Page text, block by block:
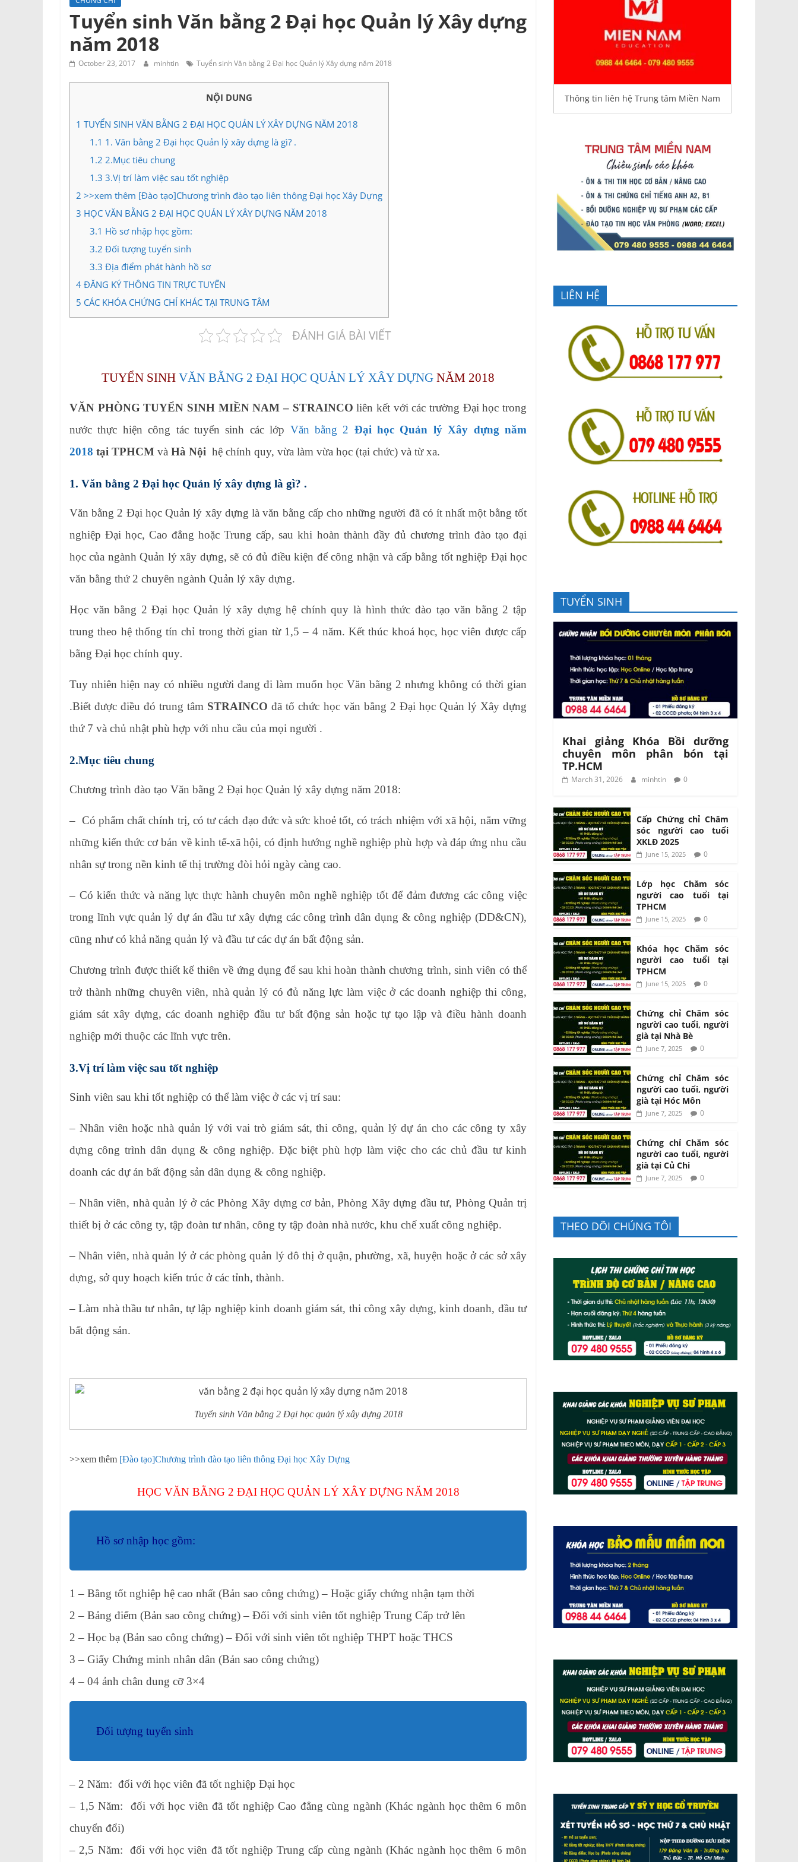
Tư
vấn
Miền
Nam
Tuyển sinh Văn bằng 2 Đại học Quản lý Xây dựng
năm 2018
October 23, 2017 minhtin Tuyển sinh Văn bằng 2 Đại học Quản lý Xây dựng năm 2018
NỘI DUNG
1 TUYỂN SINH VĂN BẰNG 2 ĐẠI HỌC QUẢN LÝ XÂY DỰNG NĂM 2018
1.1 1. Văn bằng 2 Đại học Quản lý xây dựng là gì? .
1.2 2.Mục tiêu chung
1.3 3.Vị trí làm việc sau tốt nghiệp
2 >>xem thêm [Đào tạo]Chương trình đào tạo liên thông Đại học Xây Dựng
3 HỌC VĂN BẰNG 2 ĐẠI HỌC QUẢN LÝ XÂY DỰNG NĂM 2018
3.1 Hồ sơ nhập học gồm:
3.2 Đối tượng tuyển sinh
3.3 Địa điểm phát hành hồ sơ
4 ĐĂNG KÝ THÔNG TIN TRỰC TUYẾN
5 CÁC KHÓA CHỨNG CHỈ KHÁC TẠI TRUNG TÂM
ĐÁNH GIÁ BÀI VIẾT
TUYỂN SINH VĂN BẰNG 2 ĐẠI HỌC QUẢN LÝ XÂY DỰNG NĂM 2018
VĂN PHÒNG TUYỂN SINH MIỀN NAM – STRAINCO liên kết với các trường Đại học trong
nước thực hiện công tác tuyển sinh các lớp Văn bằng 2 Đại học Quản lý Xây dựng năm
2018 tại TPHCM và Hà Nội hệ chính quy, vừa làm vừa học (tại chức) và từ xa.
1. Văn bằng 2 Đại học Quản lý xây dựng là gì? .
Văn bằng 2 Đại học Quản lý xây dựng là văn bằng cấp cho những người đã có ít nhất một bằng tốt
nghiệp Đại học, Cao đẳng hoặc Trung cấp, sau khi hoàn thành đầy đủ chương trình đào tạo đại
học của ngành Quản lý xây dựng, sẽ có đủ điều kiện để công nhận và cấp bằng tốt nghiệp Đại học
văn bằng thứ 2 chuyên ngành Quản lý xây dựng.
Học văn bằng 2 Đại học Quản lý xây dựng hệ chính quy là hình thức đào tạo văn bằng 2 tập
trung theo hệ thống tín chỉ trong thời gian từ 1,5 – 4 năm. Kết thúc khoá học, học viên được cấp
bằng Đại học chính quy.
Tuy nhiên hiện nay có nhiều người đang đi làm muốn học Văn bằng 2 nhưng không có thời gian
.Biết được điều đó trung tâm STRAINCO đã tổ chức học văn bằng 2 Đại học Quản lý Xây dựng
thứ 7 và chủ nhật phù hợp với nhu cầu của mọi người .
2.Mục tiêu chung
Chương trình đào tạo Văn bằng 2 Đại học Quản lý xây dựng năm 2018:
– Có phẩm chất chính trị, có tư cách đạo đức và sức khoẻ tốt, có trách nhiệm với xã hội, nắm vững
những kiến thức cơ bản về kinh tế-xã hội, có định hướng nghề nghiệp phù hợp và đáp ứng nhu cầu
nhân sự trong nền kinh tế thị trường đòi hỏi ngày càng cao.
– Có kiến thức và năng lực thực hành chuyên môn nghề nghiệp tốt để đảm đương các công việc
trong lĩnh vực quản lý dự án đầu tư xây dựng các công trình dân dụng & công nghiệp (DD&CN),
cũng như có khả năng quản lý và đầu tư các dự án bất động sản.
Chương trình được thiết kế thiên về ứng dụng để sau khi hoàn thành chương trình, sinh viên có thể
trở thành những chuyên viên, nhà quản lý có đủ năng lực làm việc ở các doanh nghiệp thi công,
giám sát xây dựng, các doanh nghiệp đầu tư bất động sản hoặc tự tạo lập và điều hành doanh
nghiệp mới thuộc các lĩnh vực trên.
3.Vị trí làm việc sau tốt nghiệp
Sinh viên sau khi tốt nghiệp có thể làm việc ở các vị trí sau:
– Nhân viên hoặc nhà quản lý với vai trò giám sát, thi công, quản lý dự án cho các công ty xây
dựng công trình dân dụng & công nghiệp. Đặc biệt phù hợp làm việc cho các chủ đầu tư kinh
doanh các dự án bất động sản dân dụng & công nghiệp.
– Nhân viên, nhà quản lý ở các Phòng Xây dựng cơ bản, Phòng Xây dựng đầu tư, Phòng Quản trị
thiết bị ở các công ty, tập đoàn tư nhân, công ty tập đoàn nhà nước, khu chế xuất công nghiệp.
– Nhân viên, nhà quản lý ở các phòng quản lý đô thị ở quận, phường, xã, huyện hoặc ở các sở xây
dựng, sở quy hoạch kiến trúc ở các tỉnh, thành.
– Làm nhà thầu tư nhân, tự lập nghiệp kinh doanh giám sát, thi công xây dựng, kinh doanh, đầu tư
bất động sản.
Tuyển sinh Văn bằng 2 Đại học quản lý xây dựng 2018
>>xem thêm [Đào tạo]Chương trình đào tạo liên thông Đại học Xây Dựng
HỌC VĂN BẰNG 2 ĐẠI HỌC QUẢN LÝ XÂY DỰNG NĂM 2018
Hồ sơ nhập học gồm:
1 – Bằng tốt nghiệp hệ cao nhất (Bản sao công chứng) – Hoặc giấy chứng nhận tạm thời
2 – Bảng điểm (Bản sao công chứng) – Đối với sinh viên tốt nghiệp Trung Cấp trở lên
2 – Học bạ (Bản sao công chứng) – Đối với sinh viên tốt nghiệp THPT hoặc THCS
3 – Giấy Chứng minh nhân dân (Bản sao công chứng)
4 – 04 ảnh chân dung cỡ 3×4
Đối tượng tuyển sinh
– 2 Năm: đối với học viên đã tốt nghiệp Đại học
– 1,5 Năm: đối với học viên đã tốt nghiệp Cao đẳng cùng ngành (Khác ngành học thêm 6 môn
chuyển đổi)
– 2,5 Năm: đối với học viên đã tốt nghiệp Trung cấp cùng ngành (Khác ngành học thêm 6 môn
Thông tin liên hệ Trung tâm Miền Nam
LIÊN HỆ
TUYỂN SINH
Khai giảng Khóa Bồi dưỡng
chuyên môn phân bón tại
TP.HCM
March 31, 2026 minhtin 0
Cấp Chứng chỉ Chăm
sóc người cao tuổi
XKLĐ 2025
June 15, 2025 0
Lớp học Chăm sóc
người cao tuổi tại
TPHCM
June 15, 2025 0
Khóa học Chăm sóc
người cao tuổi tại
TPHCM
June 15, 2025 0
Chứng chỉ Chăm sóc
người cao tuổi, người
già tại Nhà Bè
June 7, 2025 0
Chứng chỉ Chăm sóc
người cao tuổi, người
già tại Hóc Môn
June 7, 2025 0
Chứng chỉ Chăm sóc
người cao tuổi, người
già tại Củ Chi
June 7, 2025 0
THEO DÕI CHÚNG TÔI